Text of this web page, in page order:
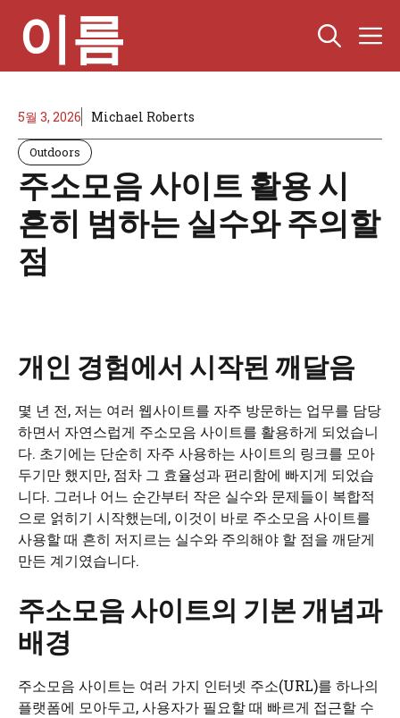
로
이름
5월 3, 2026 Michael Roberts
Outdoors
주소모음 사이트 활용 시
흔히 범하는 실수와 주의할
점
개인 경험에서 시작된 깨달음
몇 년 전, 저는 여러 웹사이트를 자주 방문하는 업무를 담당
하면서 자연스럽게 주소모음 사이트를 활용하게 되었습니
다. 초기에는 단순히 자주 사용하는 사이트의 링크를 모아
두기만 했지만, 점차 그 효율성과 편리함에 빠지게 되었습
니다. 그러나 어느 순간부터 작은 실수와 문제들이 복합적
으로 얽히기 시작했는데, 이것이 바로 주소모음 사이트를
사용할 때 흔히 저지르는 실수와 주의해야 할 점을 깨닫게
만든 계기였습니다.
주소모음 사이트의 기본 개념과
배경
주소모음 사이트는 여러 가지 인터넷 주소(URL)를 하나의
플랫폼에 모아두고, 사용자가 필요할 때 빠르게 접근할 수